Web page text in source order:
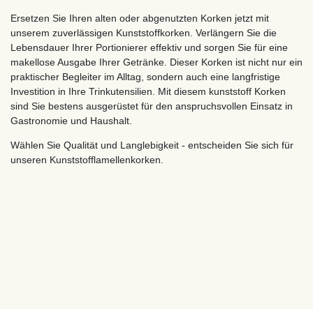
Ersetzen Sie Ihren alten oder abgenutzten Korken jetzt mit
unserem zuverlässigen Kunststoffkorken. Verlängern Sie die
Lebensdauer Ihrer Portionierer effektiv und sorgen Sie für eine
makellose Ausgabe Ihrer Getränke. Dieser Korken ist nicht nur ein
praktischer Begleiter im Alltag, sondern auch eine langfristige
Investition in Ihre Trinkutensilien. Mit diesem kunststoff Korken
sind Sie bestens ausgerüstet für den anspruchsvollen Einsatz in
Gastronomie und Haushalt.
Wählen Sie Qualität und Langlebigkeit - entscheiden Sie sich für
unseren Kunststofflamellenkorken.